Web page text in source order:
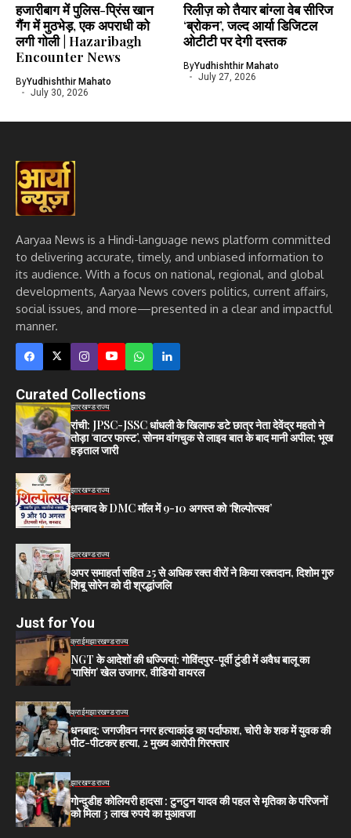
हजारीबाग में पुलिस-प्रिंस खान
गैंग में मुठभेड़, एक अपराधी को
लगी गोली | Hazaribagh
Encounter News
ByYudhishthir Mahato
July 30, 2026
रिलीज़ को तैयार बांग्ला वेब सीरिज
‘ब्रोकन’, जल्द आर्या डिजिटल
ओटीटी पर देगी दस्तक
ByYudhishthir Mahato
July 27, 2026
Aaryaa News is a Hindi-language news platform committed
to delivering accurate, timely, and unbiased information to
its audience. With a focus on national, regional, and global
developments, Aaryaa News covers politics, current affairs,
social issues, and more—presented in a clear and impactful
manner.
Curated Collections
झारखण्डराज्य
रांची: JPSC-JSSC धांधली के खिलाफ डटे छात्र नेता देवेंद्र महतो ने
तोड़ा ‘वाटर फास्ट’, सोनम वांगचुक से लाइव बात के बाद मानी अपील; भूख
हड़ताल जारी
झारखण्डराज्य
धनबाद के DMC मॉल में 9-10 अगस्त को ‘शिल्पोत्सव’
झारखण्डराज्य
अपर समाहर्ता सहित 25 से अधिक रक्त वीरों ने किया रक्तदान, दिशोम गुरु
शिबू सोरेन को दी श्रद्धांजलि
Just for You
क्राईमझारखण्डराज्य
NGT के आदेशों की धज्जियां: गोविंदपुर-पूर्वी टुंडी में अवैध बालू का
‘पासिंग’ खेल उजागर, वीडियो वायरल
क्राईमझारखण्डराज्य
धनबाद: जगजीवन नगर हत्याकांड का पर्दाफाश, चोरी के शक में युवक की
पीट-पीटकर हत्या, 2 मुख्य आरोपी गिरफ्तार
झारखण्डराज्य
गोन्दुडीह कोलियरी हादसा : टुनटुन यादव की पहल से मृतिका के परिजनों
को मिला 3 लाख रुपये का मुआवजा